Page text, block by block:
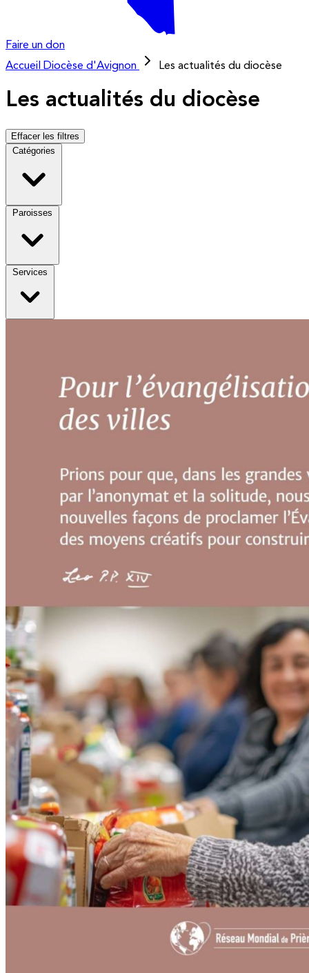
Faire un don
Accueil
Diocèse d'Avignon Les actualités du diocèse
Les actualités du diocèse
Effacer les filtres
Catégories
Paroisses
Services